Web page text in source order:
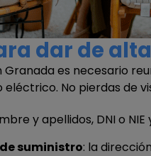
dar de
Granada es necesario
No pierdas de
y apellidos, DNI o
suministro: la